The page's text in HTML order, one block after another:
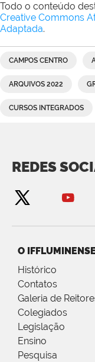
Todo o conteúdo
Creative Commons
Adaptada.
CAMPOS CENTRO
ARQUIVOS 2022
CURSOS INTEGRADOS
REDES
O IFFLUMINENSE
Histórico
Contatos
Galeria de
Colegiados
Legislação
Ensino
Pesquisa